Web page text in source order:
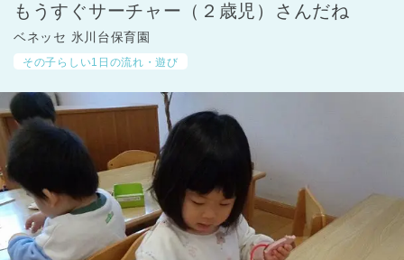
住所・駅
名
都道府県
もうすぐサーチャー（２歳児）さんだね
ベネッセ 氷川台保育園
その子らしい1日の流れ・遊び